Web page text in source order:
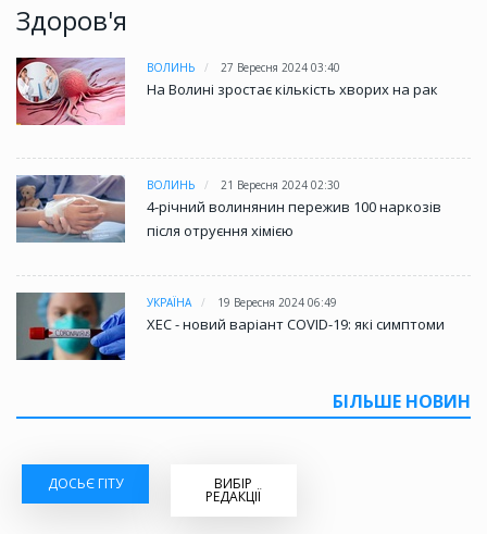
Здоров'я
ВОЛИНЬ 27 Вересня 2024 03:40
На Волині зростає кількість хворих на рак
ВОЛИНЬ 21 Вересня 2024 02:30
4-річний волинянин пережив 100 наркозів
після отруєння хімією
УКРАЇНА 19 Вересня 2024 06:49
XEC - новий варіант COVID-19: які симптоми
БІЛЬШЕ НОВИН
ДОСЬЄ ГІТУ ВИБІР
РЕДАКЦІЇ